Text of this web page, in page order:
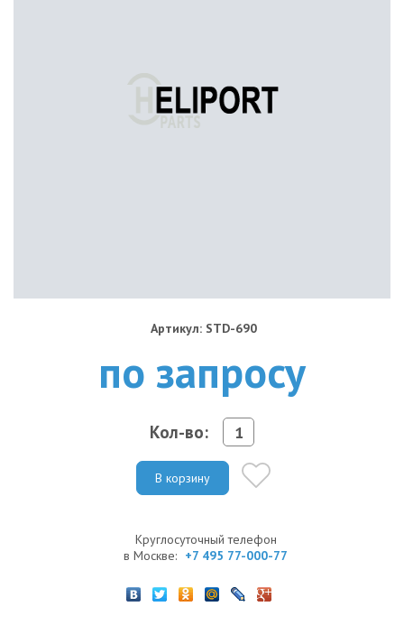
Артикул: STD-690
по запросу
Кол-во:
В корзину
Круглосуточный телефон
в Москве: +7 495 77-000-77